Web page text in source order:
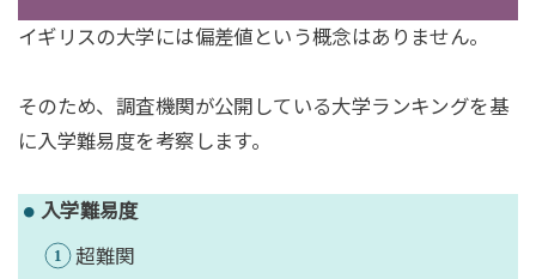
イギリスの大学には偏差値という概念はありません。
そのため、調査機関が公開している大学ランキングを基
に入学難易度を考察します。
入学難易度
超難関